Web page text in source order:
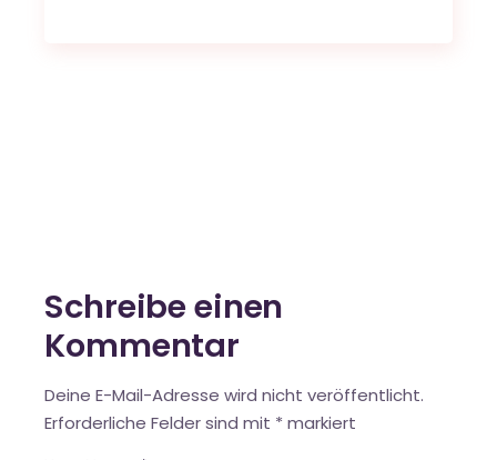
Schreibe einen
Kommentar
Deine E-Mail-Adresse wird nicht veröffentlicht.
Erforderliche Felder sind mit * markiert